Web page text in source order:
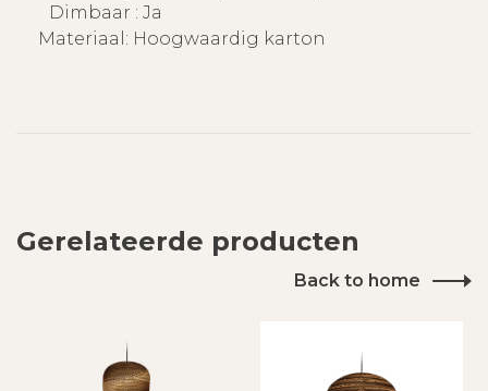
Dimbaar : Ja
Materiaal: Hoogwaardig karton
Gerelateerde producten
Back to home